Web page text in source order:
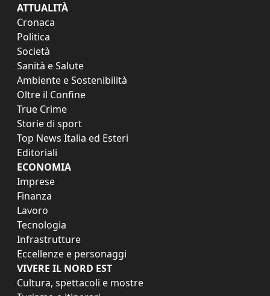
ATTUALITÀ
Cronaca
Politica
Società
Sanità e Salute
Ambiente e Sostenibilità
Oltre il Confine
True Crime
Storie di sport
Top News Italia ed Esteri
Editoriali
ECONOMIA
Imprese
Finanza
Lavoro
Tecnologia
Infrastrutture
Eccellenze e personaggi
VIVERE IL NORD EST
Cultura, spettacoli e mostre